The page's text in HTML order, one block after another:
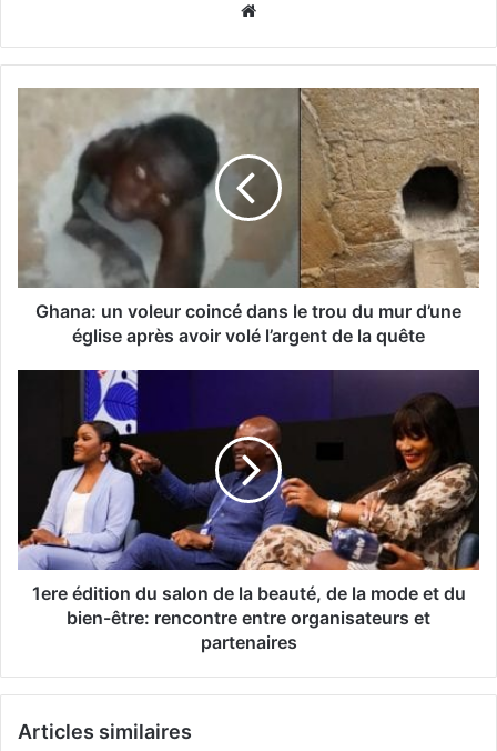
Ghana: un voleur coincé dans le trou du mur d’une
église après avoir volé l’argent de la quête
1ere édition du salon de la beauté, de la mode et du
bien-être: rencontre entre organisateurs et
partenaires
Articles similaires